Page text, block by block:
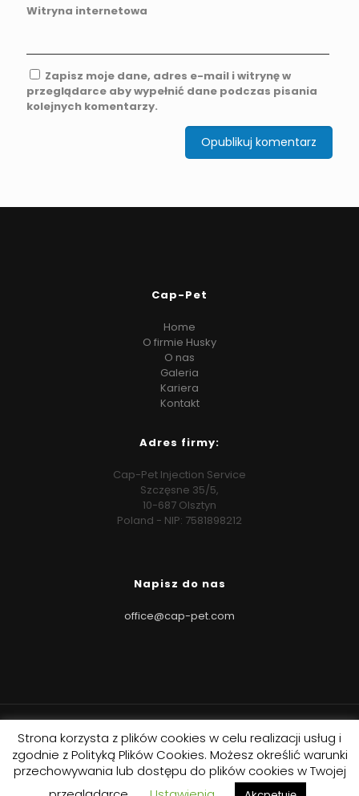
Witryna internetowa
Zapisz moje dane, adres e-mail i witrynę w
przeglądarce aby wypełnić dane podczas pisania
kolejnych komentarzy.
Cap-Pet
Home
O firmie Husky
O nas
Galeria
Kariera
Kontakt
Adres firmy:
Cap-Pet Injection Service
Szczęsne 35/5,
10-687 Olsztyn
Poland - NIP: 7581898212
Napisz do nas
office@cap-pet.com
© 2021 Cap-Pet. All rights reserved. | Realizacja: Collor.pl
Strona korzysta z plików cookies w celu realizacji usług i
zgodnie z Polityką Plików Cookies. Możesz określić warunki
przechowywania lub dostępu do plików cookies w Twojej